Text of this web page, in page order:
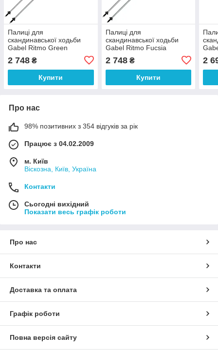
Палиці для
скандинавської ходьби
Gabel Ritmo Green
2 748 ₴
Купити
Палиці для
скандинавської ходьби
Gabel Ritmo Fucsia
2 748₴
Купити
2
Про нас
98% позитивних з 354 відгуків за рік
Працює з 04.02.2009
м. Київ
Віскозна, Київ, Україна
Контакти
Сьогодні вихідний
Показати весь графік роботи
Про нас
Контакти
Доставка та оплата
Графік роботи
Повна версія сайту